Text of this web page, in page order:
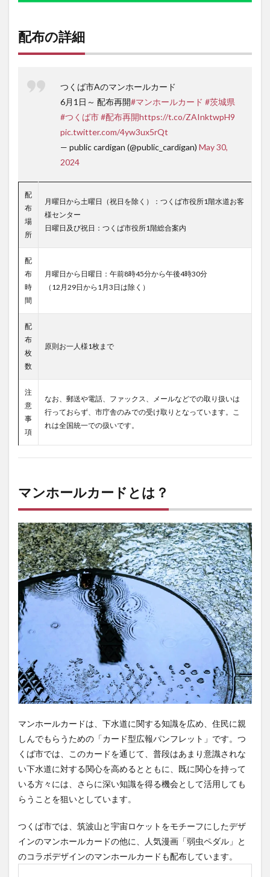
配布の詳細
つくば市Aのマンホールカード
6月1日～ 配布再開#マンホールカード #茨城県
#つくば市#配布再開https://t.co/ZAInktwpH9
pic.twitter.com/4yw3ux5rQt
— public cardigan (@public_cardigan) May 30,
2024
配
布
場
所
月曜日から土曜日（祝日を除く）：つくば市役所1階水道お客
様センター
日曜日及び祝日：つくば市役所1階総合案内
配
布
時
間
月曜日から日曜日：午前8時45分から午後4時30分
（12月29日から1月3日は除く）
配
布
枚
数
原則お一人様1枚まで
注
意
事
項
なお、郵送や電話、ファックス、メールなどでの取り扱いは
行っておらず、市庁舎のみでの受け取りとなっています。こ
れは全国統一での扱いです。
マンホールカードとは？
マンホールカードは、下水道に関する知識を広め、住民に親
しんでもらうための「カード型広報パンフレット」です。つ
くば市では、このカードを通じて、普段はあまり意識されな
い下水道に対する関心を高めるとともに、既に関心を持って
いる方々には、さらに深い知識を得る機会として活用しても
らうことを狙いとしています。
つくば市では、筑波山と宇宙ロケットをモチーフにしたデザ
インのマンホールカードの他に、人気漫画「弱虫ペダル」と
のコラボデザインのマンホールカードも配布しています。